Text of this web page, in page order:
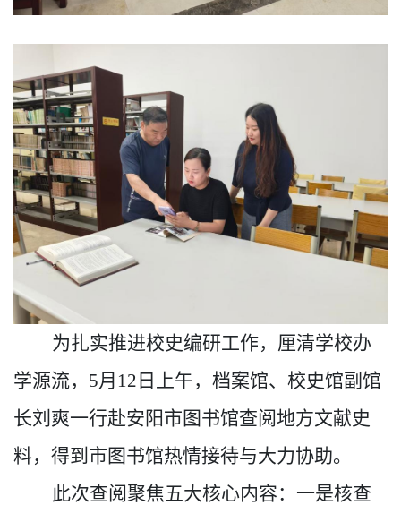
为扎实推进校史编研工作，厘清学校办
学源流， 5月12日 上午， 档案馆、校史馆副馆
长刘爽一行赴安阳市图书馆查阅地方文献史
料，得到市图书馆热情接待与大力协助。
此次查阅聚焦五大核心内容：一是核查